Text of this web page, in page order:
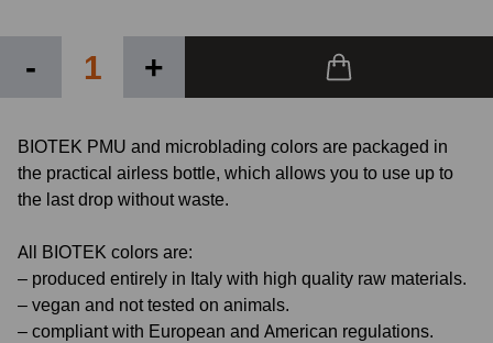
- +
BIOTEK PMU and microblading colors are packaged in
the practical airless bottle, which allows you to use up to
the last drop without waste.
All BIOTEK colors are:
– produced entirely in Italy with high quality raw materials.
– vegan and not tested on animals.
– compliant with European and American regulations.